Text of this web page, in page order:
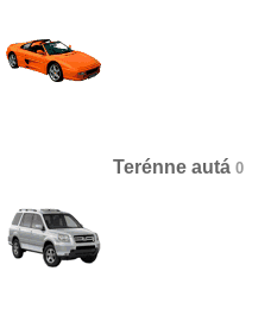
Terénne autá